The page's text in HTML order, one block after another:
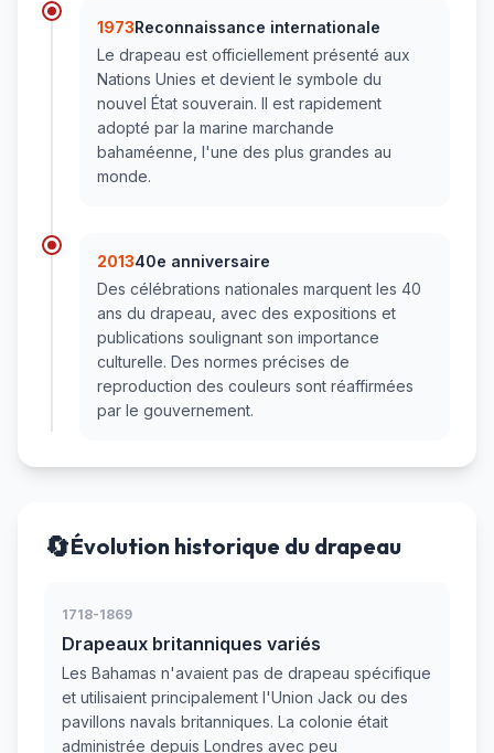
1973Reconnaissance internationale
Le drapeau est officiellement présenté aux
Nations Unies et devient le symbole du
nouvel État souverain. Il est rapidement
adopté par la marine marchande
bahaméenne, l'une des plus grandes au
monde.
201340e anniversaire
Des célébrations nationales marquent les 40
ans du drapeau, avec des expositions et
publications soulignant son importance
culturelle. Des normes précises de
reproduction des couleurs sont réaffirmées
par le gouvernement.
🔄Évolution historique du drapeau
1718-1869
Drapeaux britanniques variés
Les Bahamas n'avaient pas de drapeau spécifique
et utilisaient principalement l'Union Jack ou des
pavillons navals britanniques. La colonie était
administrée depuis Londres avec peu